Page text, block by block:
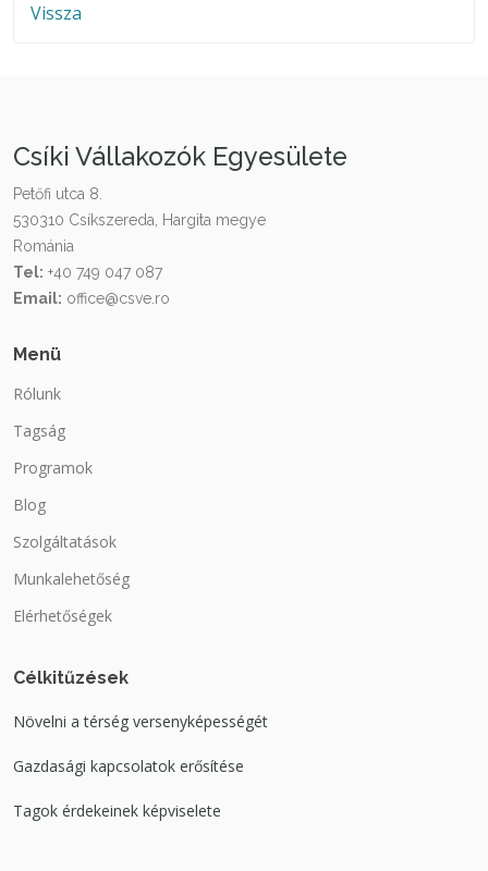
Vissza
Csíki Vállakozók Egyesülete
Petőfi utca 8.
530310 Csíkszereda, Hargita megye
Románia
Tel: +40 749 047 087
Email: office@csve.ro
Menü
Rólunk
Tagság
Programok
Blog
Szolgáltatások
Munkalehetőség
Elérhetőségek
Célkitűzések
Növelni a térség versenyképességét
Gazdasági kapcsolatok erősítése
Tagok érdekeinek képviselete